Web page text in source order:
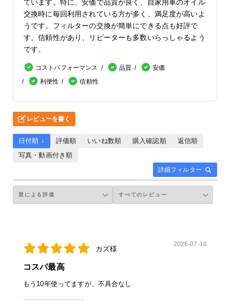
ています。特に、安価で品質が良く、自家用車のオイル
交換時に毎回利用されている方が多く、満足度が高いよ
うです。フィルターの交換が簡単にできる点も好評で
す。信頼性があり、リピーターも多数いらっしゃるよう
です。
コストパフォーマンス 品質
安価
利便性
信頼性
レビューを書く
詳細フィルター
日付順 ↓ 評価順 いいね数順 購入確認順
返信順
写真・動画付き順
カズ様
2026-07-16
コスパ最高
もう10年使ってますが、不具合なし